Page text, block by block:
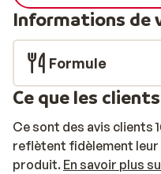
Informations de
Formule
Ce que les
Ce sont des avis clients
reflètent fidèlement
produit. En savoir plus